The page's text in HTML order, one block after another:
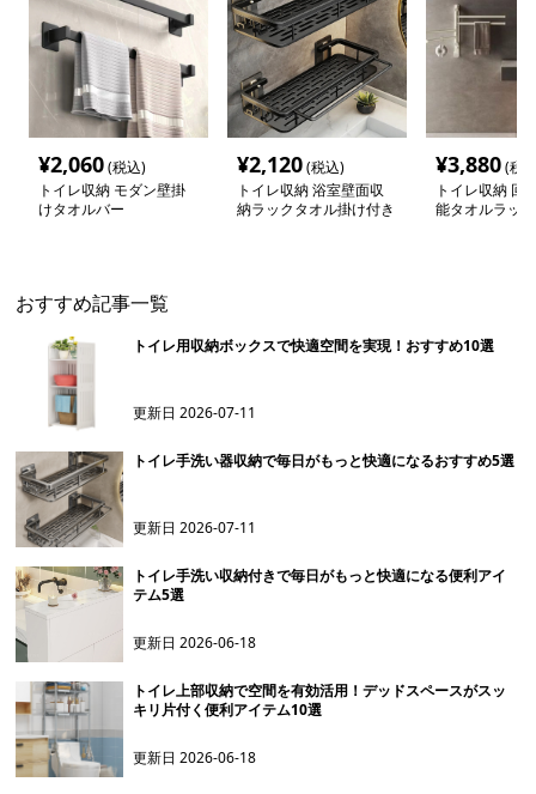
¥2,060(税込)
トイレ収納 モダン壁掛
けタオルバー
¥2,120(税込)
トイレ収納 浴室壁面収
納ラックタオル掛け付き
¥3,880(税
トイレ収納 回
能タオルラック
おすすめ記事一覧
トイレ用収納ボックスで快適空間を実現！おすすめ10選
更新日2026-07-11
トイレ手洗い器収納で毎日がもっと快適になるおすすめ5選
更新日2026-07-11
トイレ手洗い収納付きで毎日がもっと快適になる便利アイ
テム5選
更新日2026-06-18
トイレ上部収納で空間を有効活用！デッドスペースがスッ
キリ片付く便利アイテム10選
更新日2026-06-18